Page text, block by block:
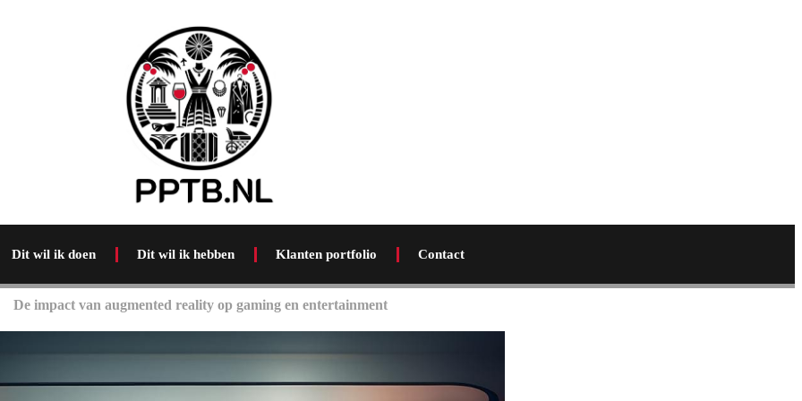
Dit wil ik doen Dit wil ik hebben Klanten portfolio Contact
De impact van augmented reality op gaming en entertainment